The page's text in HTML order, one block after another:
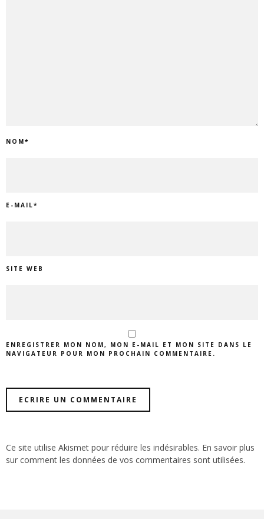
NOM*
E-MAIL*
SITE WEB
ENREGISTRER MON NOM, MON E-MAIL ET MON SITE DANS LE
NAVIGATEUR POUR MON PROCHAIN COMMENTAIRE.
Ce site utilise Akismet pour réduire les indésirables. En savoir plus
sur comment les données de vos commentaires sont utilisées.